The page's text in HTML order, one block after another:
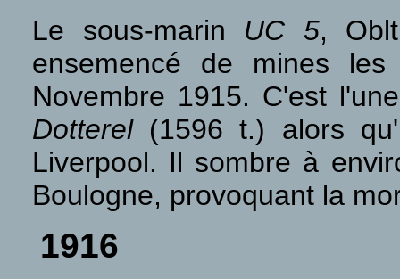
Le sous-marin UC 5,
ensemencé de mines
Novembre 1915. C'est
Dotterel(1596 t.) alors
Liverpool. Il sombre à
Boulogne, provoquant la
1916